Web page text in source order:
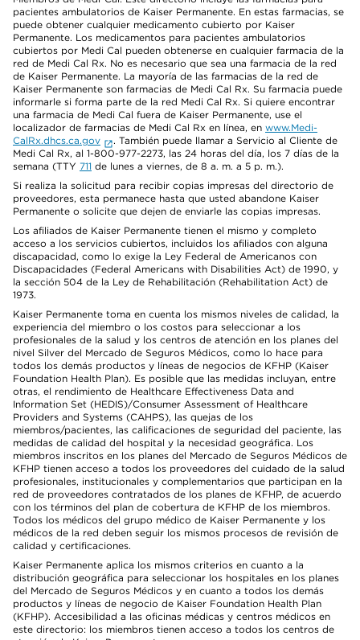
pacientes ambulatorios de Kaiser Permanente. En estas farmacias, se
puede obtener cualquier medicamento cubierto por Kaiser
Permanente. Los medicamentos para pacientes ambulatorios
cubiertos por Medi Cal pueden obtenerse en cualquier farmacia de la
red de Medi Cal Rx. No es necesario que sea una farmacia de la red
de Kaiser Permanente. La mayoría de las farmacias de la red de
Kaiser Permanente son farmacias de Medi Cal Rx. Su farmacia puede
informarle si forma parte de la red Medi Cal Rx. Si quiere encontrar
una farmacia de Medi Cal fuera de Kaiser Permanente, use el
localizador de farmacias de Medi Cal Rx en línea, en www.Medi-
CalRx.dhcs.ca.gov
. También puede llamar a Servicio al Cliente de
Medi Cal Rx, al 1-800-977-2273, las 24 horas del día, los 7 días de la
semana (TTY 711 de lunes a viernes, de 8 a. m. a 5 p. m.).
Si realiza la solicitud para recibir copias impresas del directorio de
proveedores, esta permanece hasta que usted abandone Kaiser
Permanente o solicite que dejen de enviarle las copias impresas.
Los afiliados de Kaiser Permanente tienen el mismo y completo
acceso a los servicios cubiertos, incluidos los afiliados con alguna
discapacidad, como lo exige la Ley Federal de Americanos con
Discapacidades (Federal Americans with Disabilities Act) de 1990, y
la sección 504 de la Ley de Rehabilitación (Rehabilitation Act) de
1973.
Kaiser Permanente toma en cuenta los mismos niveles de calidad, la
experiencia del miembro o los costos para seleccionar a los
profesionales de la salud y los centros de atención en los planes del
nivel Silver del Mercado de Seguros Médicos, como lo hace para
todos los demás productos y líneas de negocios de KFHP (Kaiser
Foundation Health Plan). Es posible que las medidas incluyan, entre
otras, el rendimiento de Healthcare Effectiveness Data and
Information Set (HEDIS)/Consumer Assessment of Healthcare
Providers and Systems (CAHPS), las quejas de los
miembros/pacientes, las calificaciones de seguridad del paciente, las
medidas de calidad del hospital y la necesidad geográfica. Los
miembros inscritos en los planes del Mercado de Seguros Médicos de
KFHP tienen acceso a todos los proveedores del cuidado de la salud
profesionales, institucionales y complementarios que participan en la
red de proveedores contratados de los planes de KFHP, de acuerdo
con los términos del plan de cobertura de KFHP de los miembros.
Todos los médicos del grupo médico de Kaiser Permanente y los
médicos de la red deben seguir los mismos procesos de revisión de
calidad y certificaciones.
Kaiser Permanente aplica los mismos criterios en cuanto a la
distribución geográfica para seleccionar los hospitales en los planes
del Mercado de Seguros Médicos y en cuanto a todos los demás
productos y líneas de negocio de Kaiser Foundation Health Plan
(KFHP). Accesibilidad a las oficinas médicas y centros médicos en
este directorio: los miembros tienen acceso a todos los centros de